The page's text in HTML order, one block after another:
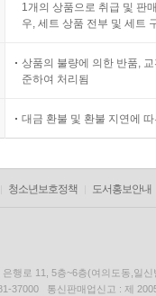
1개의 상품으로 취급 및 판
우, 세트 상품 전부 및 세트
상품의 불량에 의한 반품,
준하여 처리됨
대금 환불 및 환불 지연에
청소년보호정책 도서홍보안내
행로 11, 5층~6층(여의도동,일신
37000 통신판매업신고 : 제